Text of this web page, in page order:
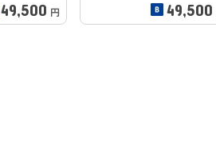
49,500 円 49,500